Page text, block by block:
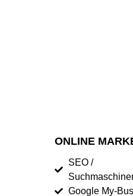
ONLINE
SEO /
Google My-